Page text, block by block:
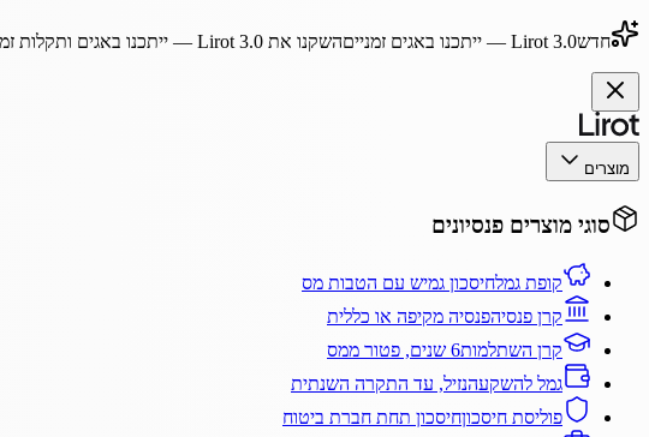
חדשLirot 3.0 — ייתכנו באגים זמנייםהשקנו את Lirot 3.0 — ייתכנו באגים ותקלות
מוצרים
סוגי מוצרים פנסיונים
קופת גמלחיסכון גמיש עם הטבות מס
קרן פנסיהפנסיה מקיפה או כללית
קרן השתלמות6 שנים, פטור ממס
גמל להשקעהנזיל, עד התקרה השנתית
פוליסת חיסכוןחיסכון תחת חברת ביטוח